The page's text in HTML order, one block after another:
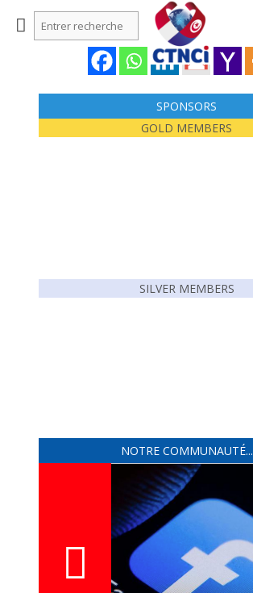
SPONSORS
GOLD MEMBERS
SILVER MEMBERS
NOTRE COMMUNAUTÉ...